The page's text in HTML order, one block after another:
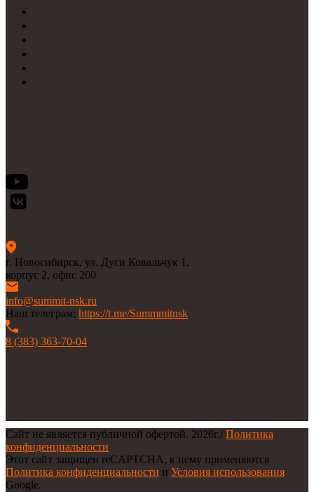
г. Новосибирск, ул. Дуси Ковальчук 1,
корпус 2, офис 200
info@summit-nsk.ru
Наш телеграм: https://t.me/Summmitnsk
8 (383) 363-70-04
Сайт не является публичной офертой. 2026г./ Политика
конфиденциальности
Этот сайт защищен reCAPTCHA, к нему применяются
Политика конфиденциальности и Условия использования
Google.